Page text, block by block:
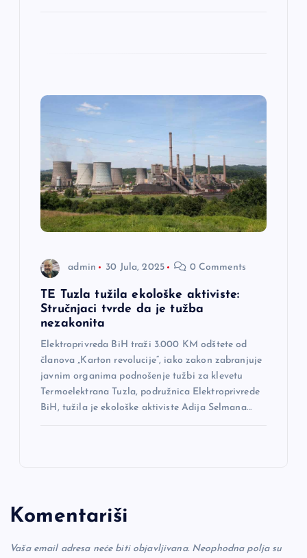
admin 30 Jula, 2025 0 Comments
TE Tuzla tužila ekološke aktiviste:
Stručnjaci tvrde da je tužba
nezakonita
Elektroprivreda BiH traži 3.000 KM odštete od
članova „Karton revolucije“, iako zakon zabranjuje
javnim organima podnošenje tužbi za klevetu
Termoelektrana Tuzla, podružnica Elektroprivrede
BiH, tužila je ekološke aktiviste Adija Selmana…
Komentariši
Vaša email adresa neće biti objavljivana. Neophodna polja su